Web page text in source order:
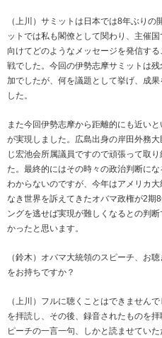
（上川）サミットは日本では8年ぶり
ットでは私も閣僚として関わり、主催
向けてどのようなメッセージを発信す
戦でした。今回の伊勢志摩サミットは
加でしたが、何を議題として挙げ、成
した。
また今回伊勢志摩から距離的にも近い
が実現しました。広島出身の岸田外務
じ宏池会所属議員ですので頑張って取
た。最終的にはその時々の政治判断に
わからないのですが、今年はアメリカ
なき世界を訴えてきたオバマ政権が2期
ングを逃せば実現が難しくなるとの判
かったと思います。
（鈴木）オバマ大統領のスピーチ、お
をお持ちですか？
（上川）フルに聴くことはできません
を拝読し、その後、録音されたものを
ピーチの一言一句、しかと読ませていた